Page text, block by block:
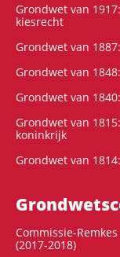
Grondwet van
kiesrecht
Grondwet van
Grondwet van
Grondwet van
Grondwet van
koninkrijk
Grondwet van
Commissie-
(2017-2018)